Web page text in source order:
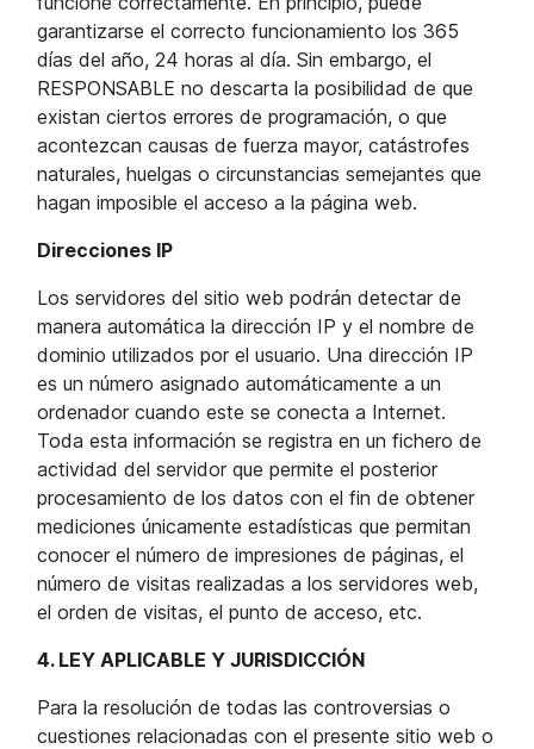
garantizarse el correcto funcionamiento los 365
días del año, 24 horas al día. Sin embargo, el
RESPONSABLE no descarta la posibilidad de que
existan ciertos errores de programación, o que
acontezcan causas de fuerza mayor, catástrofes
naturales, huelgas o circunstancias semejantes que
hagan imposible el acceso a la página web.
Direcciones IP
Los servidores del sitio web podrán detectar de
manera automática la dirección IP y el nombre de
dominio utilizados por el usuario. Una dirección IP
es un número asignado automáticamente a un
ordenador cuando este se conecta a Internet.
Toda esta información se registra en un fichero de
actividad del servidor que permite el posterior
procesamiento de los datos con el fin de obtener
mediciones únicamente estadísticas que permitan
conocer el número de impresiones de páginas, el
número de visitas realizadas a los servidores web,
el orden de visitas, el punto de acceso, etc.
4. LEY APLICABLE Y JURISDICCIÓN
Para la resolución de todas las controversias o
cuestiones relacionadas con el presente sitio web o